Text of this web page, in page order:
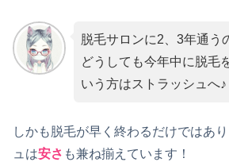
脱毛サロンに2、3年通う
どうしても今年中に脱毛
いう方はストラッシュへ♪
しかも脱毛が早く終わるだけではあ
ュは安さ も兼ね揃えています！